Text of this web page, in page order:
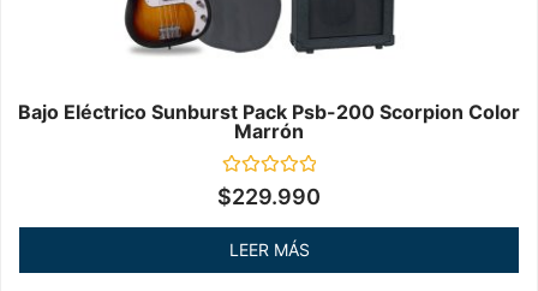
Bajo Eléctrico Sunburst Pack Psb-200 Scorpion Color
Marrón
Valorado
en
$229.990
LEER MÁS